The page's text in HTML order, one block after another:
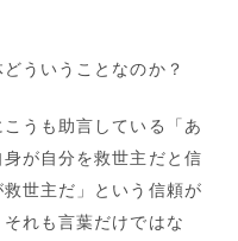
ういうことなのか？
うも助言している「あ
が自分を救世主だと信
世主だ」という信頼が
れも言葉だけではな